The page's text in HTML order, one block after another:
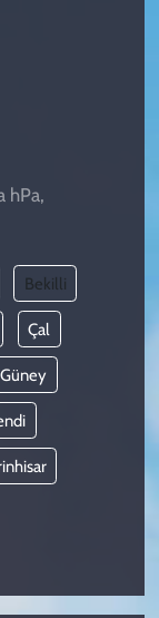
hPa,
Bekilli
Çal
Güney